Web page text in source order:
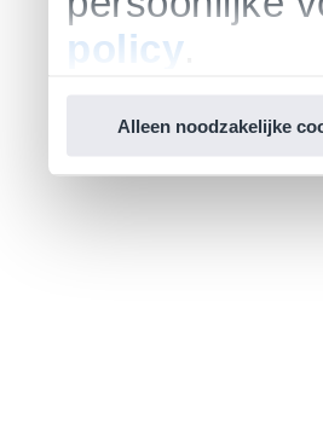
policy
Alleen noodzakelijke